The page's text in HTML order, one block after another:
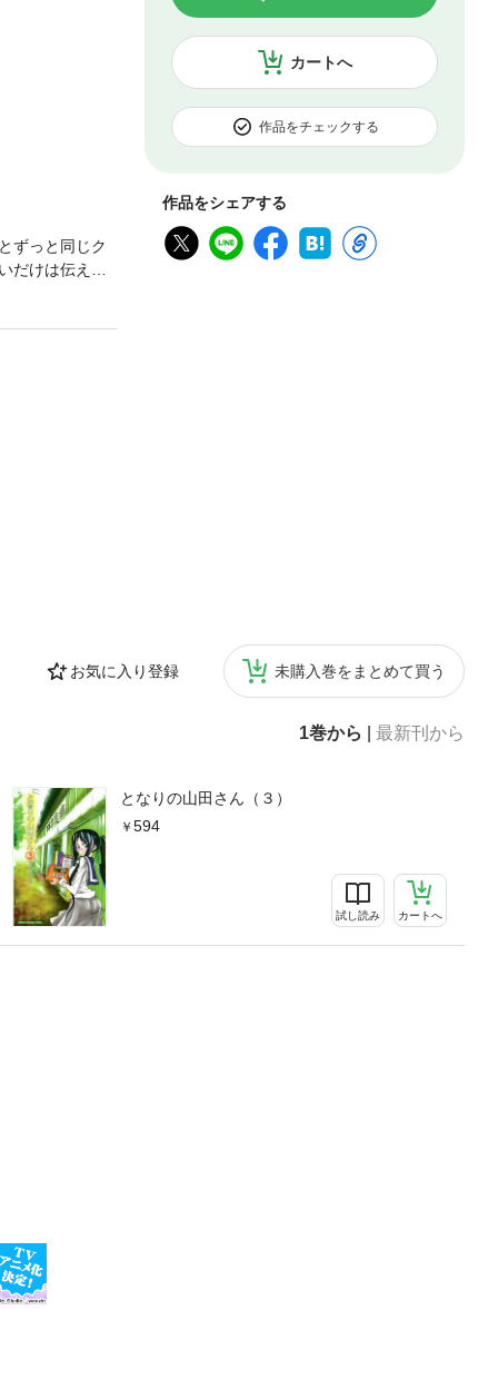
カートへ
作品をチェックする
作品をシェアする
お気に入り登録 未購入巻をまとめて買う
1巻から 最新刊から
となりの山田さん（３）
594
試し読み カートへ
ずっと同じク
だけは伝えた